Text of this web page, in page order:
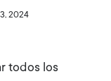
2024
todos los